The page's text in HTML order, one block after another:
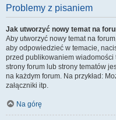
Problemy z pisaniem
Jak utworzyć nowy temat na
Aby utworzyć nowy temat na
aby odpowiedzieć w temacie,
przed publikowaniem
strony forum lub strony tematów
na każdym forum. Na przykład:
załączniki itp.
Na górę